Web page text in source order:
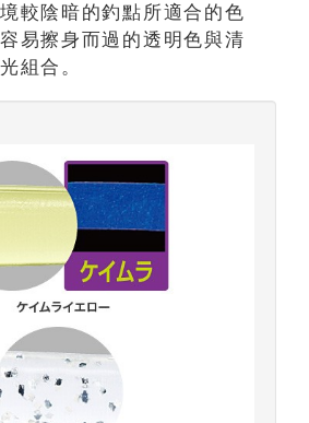
較陰暗的釣點所適合的色
易擦身而過的透明色與清
組合。